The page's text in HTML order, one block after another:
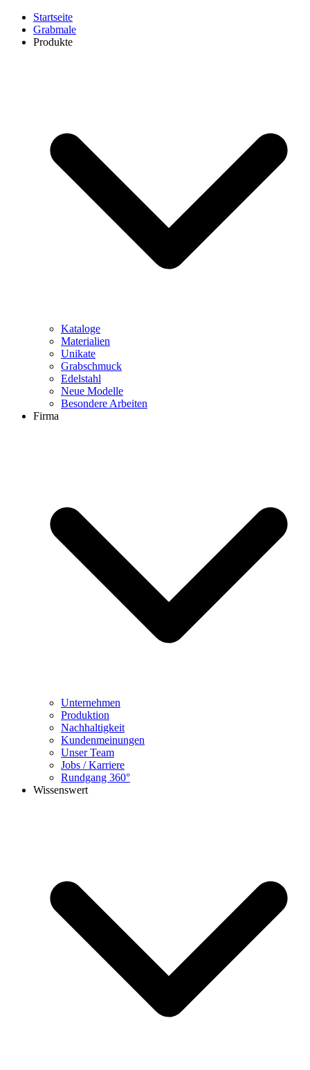
Startseite
Grabmale
Produkte
Kataloge
Materialien
Unikate
Grabschmuck
Edelstahl
Neue Modelle
Besondere Arbeiten
Firma
Unternehmen
Produktion
Nachhaltigkeit
Kundenmeinungen
Unser Team
Jobs / Karriere
Rundgang 360°
Wissenswert